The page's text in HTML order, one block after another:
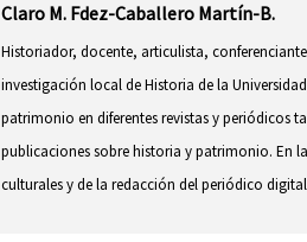
Claro M. Fdez-Caballero Martín-B.
Historiador, docente, articulista,
investigación local de Historia de la
patrimonio en diferentes revistas y periódicos
publicaciones sobre historia y patrimonio. En
culturales y de la redacción del periódico